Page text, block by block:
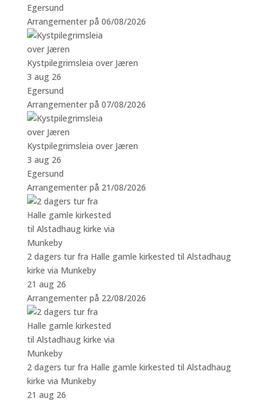
Egersund
Arrangementer på 06/08/2026
Kystpilegrimsleia over Jæren
3 aug 26
Egersund
Arrangementer på 07/08/2026
Kystpilegrimsleia over Jæren
3 aug 26
Egersund
Arrangementer på 21/08/2026
2 dagers tur fra Halle gamle kirkested til Alstadhaug
kirke via Munkeby
21 aug 26
Arrangementer på 22/08/2026
2 dagers tur fra Halle gamle kirkested til Alstadhaug
kirke via Munkeby
21 aug 26